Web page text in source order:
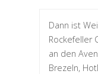
Dann ist
Rockefeller
an den
Brezeln,